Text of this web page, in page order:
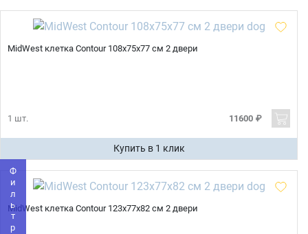
Фильтр
MidWest клетка Contour 108х75х77 см 2 двери
1 шт. 11600 ₽
Купить в 1 клик
MidWest клетка Contour 123х77х82 см 2 двери
Продолжить покупки
Оформить заказ